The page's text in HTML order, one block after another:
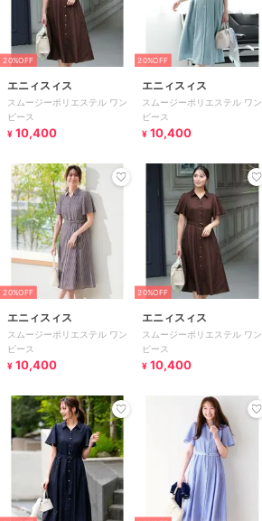
20%OFF
エニィスィス
スムージーポリエステル ワン
ピース
¥ 10,400
20%OFF
エニィスィス
スムージーポリエステル ワン
ピース
¥ 10,400
20%OFF
エニィスィス
スムージーポリエステル ワン
ピース
¥ 10,400
20%OFF
エニィスィス
スムージーポリエステル ワン
ピース
¥ 10,400